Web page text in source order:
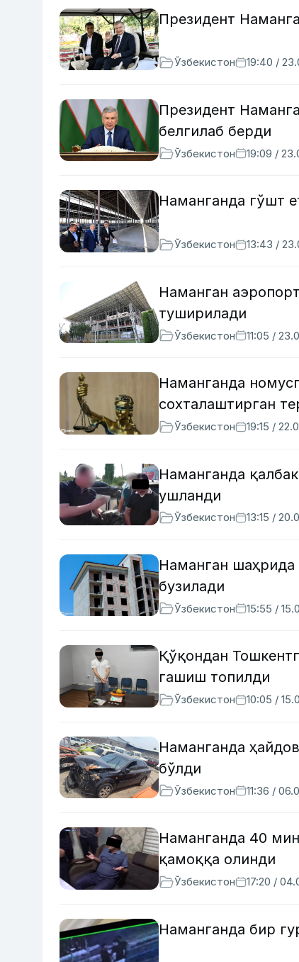
Президент
Ўзбекистон 19:40 /
Президент
белгилаб берди
Ўзбекистон 19:09 /
Наманганда гўшт
Ўзбекистон 13:43 /
Наманган
туширилади
Ўзбекистон 11:05 /
Наманганда
сохталаштирган
Ўзбекистон 19:15 /
Наманганда
ушланди
Ўзбекистон 13:15 /
Наманган шаҳрида
бузилади
Ўзбекистон 15:55 /
Қўқондан
гашиш топилди
Ўзбекистон 10:05 /
Наманганда
бўлди
Ўзбекистон 11:36 /
Наманганда 40
қамоққа олинди
Ўзбекистон 17:20 /
Наманганда бир